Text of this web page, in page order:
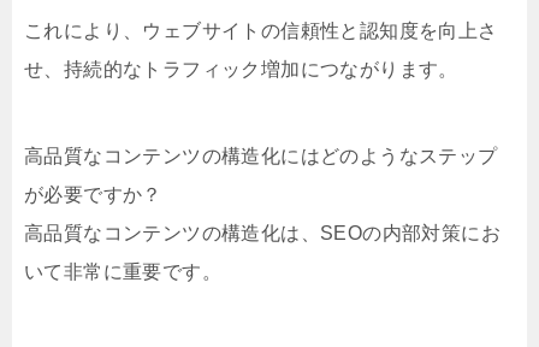
これにより、ウェブサイトの信頼性と認知度を向上さ
せ、持続的なトラフィック増加につながります。
高品質なコンテンツの構造化にはどのようなステップ
が必要ですか？
高品質なコンテンツの構造化は、SEOの内部対策にお
いて非常に重要です。